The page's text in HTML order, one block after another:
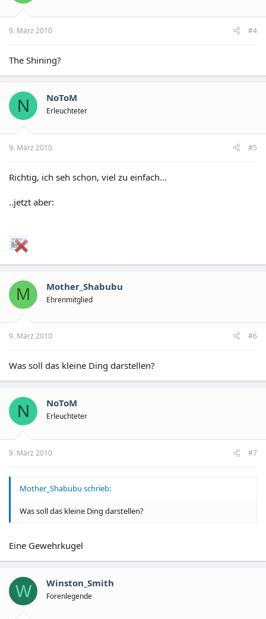
9. März 2010 #4
The Shining?
N NoToM
Erleuchteter
9. März 2010 #5
Richtig, ich seh schon, viel zu einfach...
..jetzt aber:
M Mother_Shabubu
Ehrenmitglied
9. März 2010 #6
Was soll das kleine Ding darstellen?
N NoToM
Erleuchteter
9. März 2010 #7
Mother_Shabubu schrieb:
Was soll das kleine Ding darstellen?
Eine Gewehrkugel
W Winston_Smith
Forenlegende